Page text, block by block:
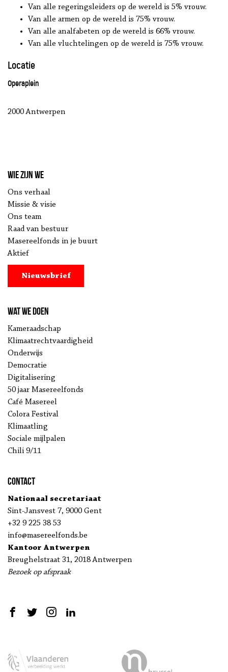
Van alle regeringsleiders op de wereld is 5% vrouw.
Van alle armen op de wereld is 75% vrouw.
Van alle analfabeten op de wereld is 66% vrouw.
Van alle vluchtelingen op de wereld is 75% vrouw.
Locatie
Operaplein
2000 Antwerpen
Wie zijn we
Ons verhaal
Missie & visie
Ons team
Raad van bestuur
Masereelfonds in je buurt
Aktief
Nieuwsbrief
Wat we doen
Kameraadschap
Klimaatrechtvaardigheid
Onderwijs
Democratie
Digitalisering
50 jaar Masereelfonds
Café Masereel
Colora Festival
Klimaatling
Sociale mijlpalen
Chili 9/11
Contact
Nationaal secretariaat
Sint-Jansvest 7, 9000 Gent
+32 9 225 38 53
info@masereelfonds.be
Kantoor Antwerpen
Breughelstraat 31, 2018 Antwerpen
Bezoek op afspraak